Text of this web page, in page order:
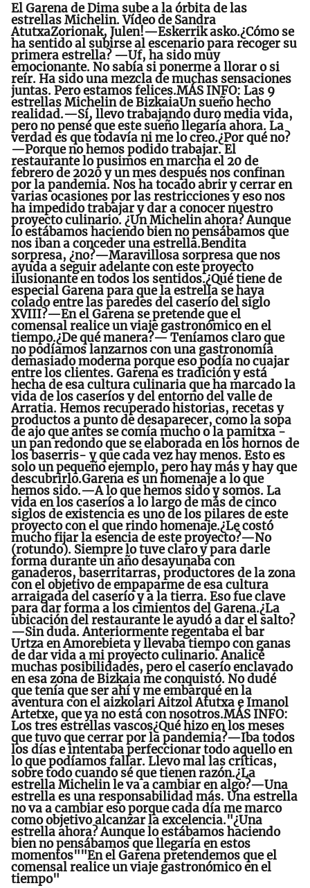
El Garena de Dima sube a la órbita de las
estrellas Michelin. Vídeo de Sandra
AtutxaZorionak, Julen!—Eskerrik asko.¿Cómo se
ha sentido al subirse al escenario para recoger su
primera estrella? —Uf, ha sido muy
emocionante. No sabía si ponerme a llorar o si
reír. Ha sido una mezcla de muchas sensaciones
juntas. Pero estamos felices.MÁS INFO: Las 9
estrellas Michelin de BizkaiaUn sueño hecho
realidad.—Sí, llevo trabajando duro media vida,
pero no pensé que este sueño llegaría ahora. La
verdad es que todavía ni me lo creo.¿Por qué no?
—Porque no hemos podido trabajar. El
restaurante lo pusimos en marcha el 20 de
febrero de 2020 y un mes después nos confinan
por la pandemia. Nos ha tocado abrir y cerrar en
varias ocasiones por las restricciones y eso nos
ha impedido trabajar y dar a conocer nuestro
proyecto culinario. ¿Un Michelin ahora? Aunque
lo estábamos haciendo bien no pensábamos que
nos iban a conceder una estrella.Bendita
sorpresa, ¿no?—Maravillosa sorpresa que nos
ayuda a seguir adelante con este proyecto
ilusionante en todos los sentidos.¿Qué tiene de
especial Garena para que la estrella se haya
colado entre las paredes del caserío del siglo
XVIII?—En el Garena se pretende que el
comensal realice un viaje gastronómico en el
tiempo.¿De qué manera?— Teníamos claro que
no podíamos lanzarnos con una gastronomía
demasiado moderna porque eso podía no cuajar
entre los clientes. Garena es tradición y está
hecha de esa cultura culinaria que ha marcado la
vida de los caseríos y del entorno del valle de
Arratia. Hemos recuperado historias, recetas y
productos a punto de desaparecer, como la sopa
de ajo que antes se comía mucho o la pamitxa -
un pan redondo que se elaborada en los hornos de
los baserris- y que cada vez hay menos. Esto es
solo un pequeño ejemplo, pero hay más y hay que
descubrirlo.Garena es un homenaje a lo que
hemos sido.—A lo que hemos sido y somos. La
vida en los caseríos a lo largo de más de cinco
siglos de existencia es uno de los pilares de este
proyecto con el que rindo homenaje.¿Le costó
mucho fijar la esencia de este proyecto?—No
(rotundo). Siempre lo tuve claro y para darle
forma durante un año desayunaba con
ganaderos, baserritarras, productores de la zona
con el objetivo de empaparme de esa cultura
arraigada del caserío y a la tierra. Eso fue clave
para dar forma a los cimientos del Garena.¿La
ubicación del restaurante le ayudó a dar el salto?
—Sin duda. Anteriormente regentaba el bar
Urtza en Amorebieta y llevaba tiempo con ganas
de dar vida a mi proyecto culinario. Analicé
muchas posibilidades, pero el caserío enclavado
en esa zona de Bizkaia me conquistó. No dudé
que tenía que ser ahí y me embarqué en la
aventura con el aizkolari Aitzol Atutxa e Imanol
Artetxe, que ya no está con nosotros.MÁS INFO:
Los tres estrellas vascos¿Qué hizo en los meses
que tuvo que cerrar por la pandemia?—Iba todos
los días e intentaba perfeccionar todo aquello en
lo que podíamos fallar. Llevo mal las críticas,
sobre todo cuando sé que tienen razón.¿La
estrella Michelin le va a cambiar en algo?—Una
estrella es una responsabilidad más. Una estrella
no va a cambiar eso porque cada día me marco
como objetivo alcanzar la excelencia."¿Una
estrella ahora? Aunque lo estábamos haciendo
bien no pensábamos que llegaría en estos
momentos""En el Garena pretendemos que el
comensal realice un viaje gastronómico en el
tiempo"